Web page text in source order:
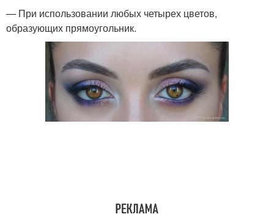
— При использовании любых четырех цветов,
образующих прямоугольник.